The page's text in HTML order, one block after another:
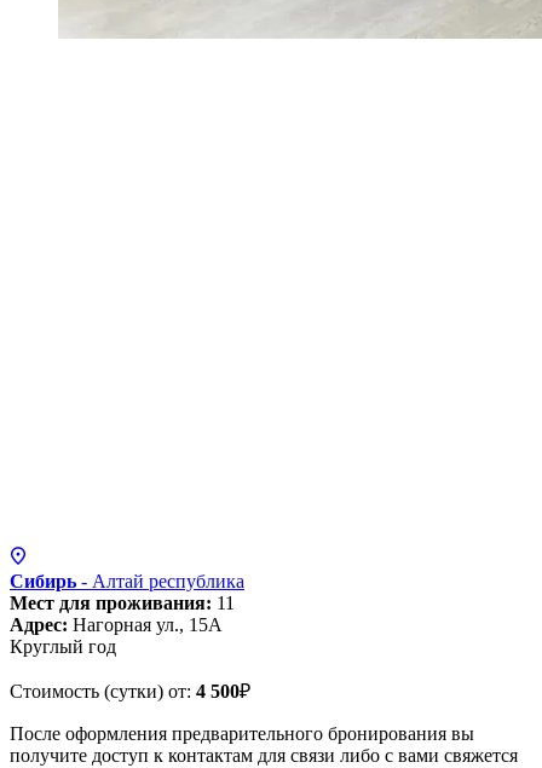
Сибирь - Алтай республика
Мест для проживания: 11
Адрес: Нагорная ул., 15А
Круглый год
Стоимость (сутки) от: 4 500₽
После оформления предварительного бронирования вы
получите доступ к контактам для связи либо с вами свяжется